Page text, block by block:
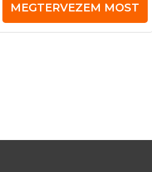
MEGTERVEZEM MOST